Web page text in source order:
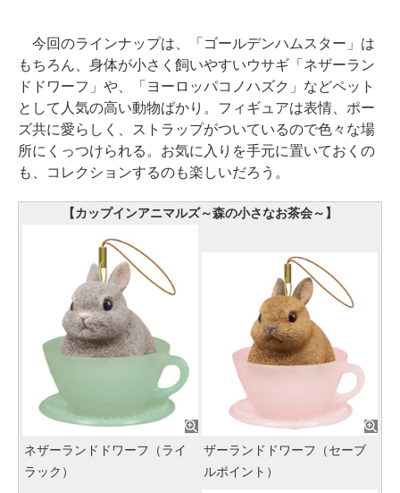
今回のラインナップは、「ゴールデンハムスター」は
もちろん、身体が小さく飼いやすいウサギ「ネザーラン
ドドワーフ」や、「ヨーロッパコノハズク」などペット
として人気の高い動物ばかり。フィギュアは表情、ポー
ズ共に愛らしく、ストラップがついているので色々な場
所にくっつけられる。お気に入りを手元に置いておくの
も、コレクションするのも楽しいだろう。
【カップインアニマルズ～森の小さなお茶会～】
ネザーランドドワーフ（ライ
ラック）
ザーランドドワーフ（セーブ
ルポイント）